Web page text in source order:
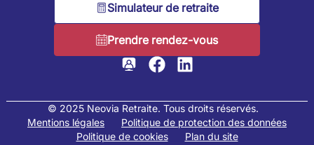
Simulateur de retraite
Prendre rendez-vous
© 2025 Neovia Retraite. Tous droits réservés.
Mentions légales
Politique de protection des données
Politique de cookies
Plan du site